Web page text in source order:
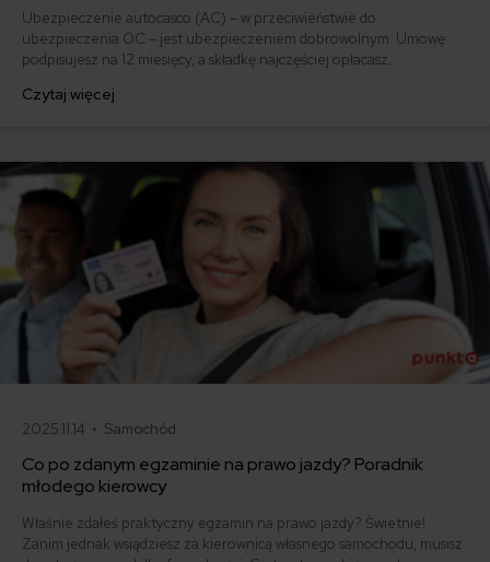
Ubezpieczenie autocasco (AC) – w przeciwieństwie do
ubezpieczenia OC – jest ubezpieczeniem dobrowolnym. Umowę
podpisujesz na 12 miesięcy, a składkę najczęściej opłacasz
ofertę lub zdecydowałeś się sprzedać samochód w trakcie trwania
Czytaj więcej
2025.11.14 • Samochód
Co po zdanym egzaminie na prawo jazdy? Poradnik
młodego kierowcy
Właśnie zdałeś praktyczny egzamin na prawo jazdy? Świetnie!
Zanim jednak wsiądziesz za kierownicą własnego samochodu, musisz